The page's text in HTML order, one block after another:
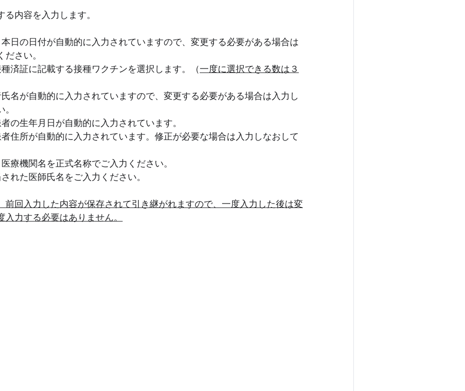
る内容を入力します。
日の日付が自動的に入力されていますので、変更する必要がある場合は
ださい。
済証に記載する接種ワクチンを選択します。（一度に選択できる数は３
名が自動的に入力されていますので、変更する必要がある場合は入力し
の生年月日が自動的に入力されています。
住所が自動的に入力されています。修正が必要な場合は入力しなおして
療機関名を正式名称でご入力ください。
れた医師氏名をご入力ください。
前回入力した内容が保存されて引き継がれますので、一度入力した後は変
入力する必要はありません。